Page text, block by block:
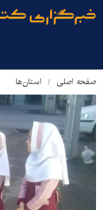
صفحه اصلی استان‌ها